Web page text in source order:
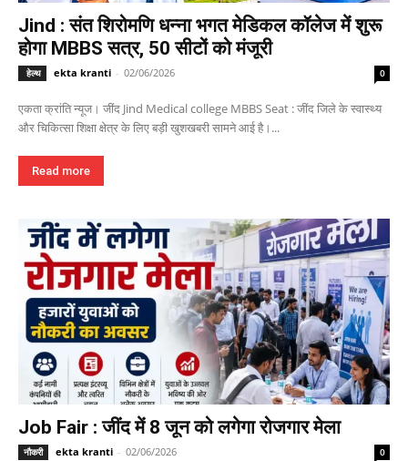
Jind : संत शिरोमणि धन्ना भगत मेडिकल कॉलेज में शुरू
होगा MBBS सत्र, 50 सीटों को मंजूरी
हेल्थ ekta kranti - 02/06/2026 0
एकता क्रांति न्यूज। जींद Jind Medical college MBBS Seat : जींद जिले के स्वास्थ्य
और चिकित्सा शिक्षा क्षेत्र के लिए बड़ी खुशखबरी सामने आई है।...
Read more
Job Fair : जींद में 8 जून को लगेगा रोजगार मेला
नौकरी ekta kranti - 02/06/2026 0